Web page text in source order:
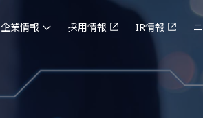
企業情報 採用情報 IR情報